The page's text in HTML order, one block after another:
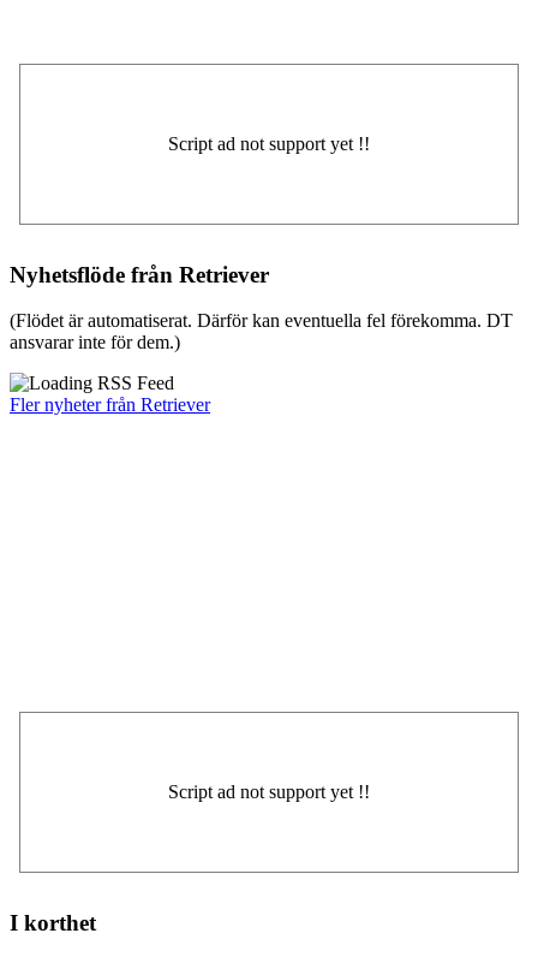
Nyhetsflöde från Retriever
(Flödet är automatiserat. Därför kan eventuella fel förekomma. DT
ansvarar inte för dem.)
Fler nyheter från Retriever
I korthet